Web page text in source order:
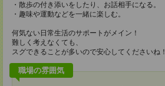
・散歩の付き添いをしたり、お話相手になる。
・趣味や運動などを一緒に楽しむ。
何気ない日常生活のサポートがメイン！
難しく考えなくても、
スグできることが多いので安心してくださいね！
職場の雰囲気